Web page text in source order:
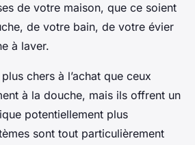
de votre maison, que ce soient
de votre bain, de votre évier
à laver.
chers à l’achat que ceux
à la douche, mais ils offrent un
potentiellement plus
sont tout particulièrement